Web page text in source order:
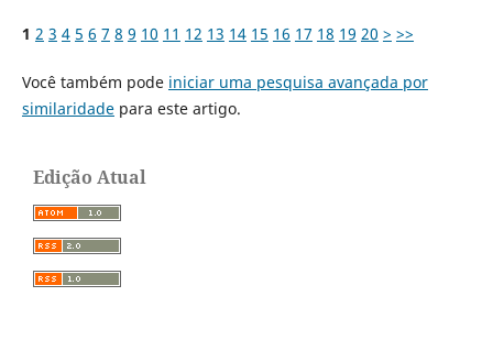
1 2 3 4 5 6 7 8 9 10 11 12 13 14 15 16 17 18 19 20 > >>
Você também pode iniciar uma pesquisa avançada por
similaridadepara este artigo.
Edição Atual